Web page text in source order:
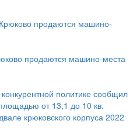
продаются машино-места
политике сообщил
от 13,1 до 10 кв.
крюковского корпуса 2022